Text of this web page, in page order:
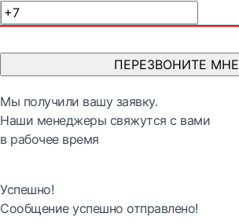
ПЕРЕЗВОНИТЕ МНЕ
Мы получили вашу заявку.
Наши менеджеры свяжутся с вами
в рабочее время
Успешно!
Сообщение успешно отправлено!